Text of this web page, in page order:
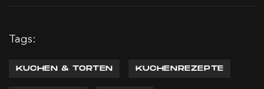
Tags:
KUCHEN & TORTEN KUCHENREZEPTE